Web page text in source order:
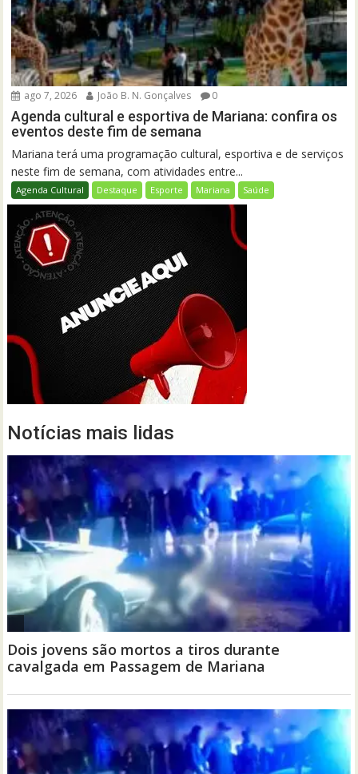
ago 7, 2026 João B. N. Gonçalves 0
Agenda cultural e esportiva de Mariana: confira os
eventos deste fim de semana
Mariana terá uma programação cultural, esportiva e de serviços
neste fim de semana, com atividades entre...
Agenda Cultural Destaque Esporte Mariana Saúde
Notícias mais lidas